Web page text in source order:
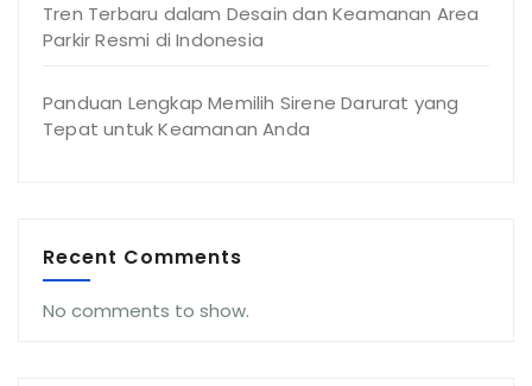
Tren Terbaru dalam Desain dan Keamanan Area
Parkir Resmi di Indonesia
Panduan Lengkap Memilih Sirene Darurat yang
Tepat untuk Keamanan Anda
Recent Comments
No comments to show.